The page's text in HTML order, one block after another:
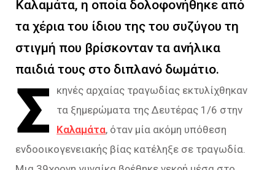
Καλαμάτα, η οποία δολοφονήθηκε από
τα χέρια του ίδιου της του συζύγου τη
στιγμή που βρίσκονταν τα ανήλικα
παιδιά τους στο διπλανό δωμάτιο.
Σ
κηνές αρχαίας τραγωδίας εκτυλίχθηκαν
τα ξημερώματα της Δευτέρας 1/6 στην
Καλαμάτα, όταν μία ακόμη υπόθεση
ενδοοικογενειακής βίας κατέληξε σε τραγωδία.